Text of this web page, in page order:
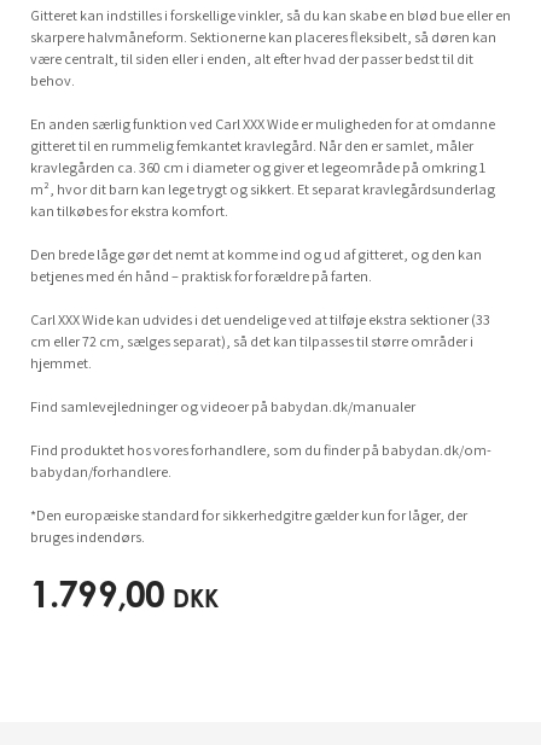
Gitteret kan indstilles i forskellige vinkler, så du kan skabe en blød bue eller en
skarpere halvmåneform. Sektionerne kan placeres fleksibelt, så døren kan
være centralt, til siden eller i enden, alt efter hvad der passer bedst til dit
behov.
En anden særlig funktion ved Carl XXX Wide er muligheden for at omdanne
gitteret til en rummelig femkantet kravlegård. Når den er samlet, måler
kravlegården ca. 360 cm i diameter og giver et legeområde på omkring 1
m², hvor dit barn kan lege trygt og sikkert. Et separat kravlegårdsunderlag
kan tilkøbes for ekstra komfort.
Den brede låge gør det nemt at komme ind og ud af gitteret, og den kan
betjenes med én hånd – praktisk for forældre på farten.
Carl XXX Wide kan udvides i det uendelige ved at tilføje ekstra sektioner (33
cm eller 72 cm, sælges separat), så det kan tilpasses til større områder i
hjemmet.
Find samlevejledninger og videoer på babydan.dk/manualer
Find produktet hos vores forhandlere, som du finder på babydan.dk/om-
babydan/forhandlere.
*Den europæiske standard for sikkerhedgitre gælder kun for låger, der
bruges indendørs.
1.799,00 DKK